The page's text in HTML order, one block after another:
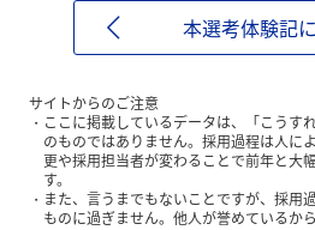
本選考体験記
サイトからのご注意
ここに掲載しているデータは、「こうす
のものではありません。採用過程は人に
更や採用担当者が変わることで前年と大
す。
また、言うまでもないことですが、採用
ものに過ぎません。他人が誉めているか